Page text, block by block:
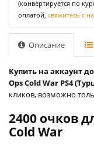
(конвертируется по
оплатой, свяжитесь с
Описание
Купить на аккаунт
Ops Cold War PS4
кликов, возможно
2400 очков
Cold War